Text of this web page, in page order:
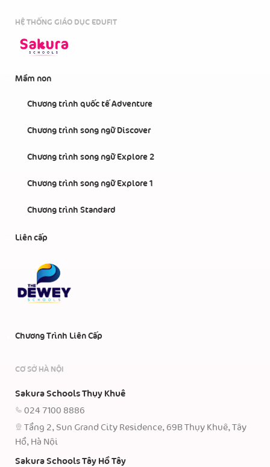
HỆ THỐNG GIÁO DỤC EDUFIT
Mầm non
Chương trình quốc tế Adventure
Chương trình song ngữ Discover
Chương trình song ngữ Explore 2
Chương trình song ngữ Explore 1
Chương trình Standard
Liên cấp
Chương Trình Liên Cấp
CƠ SỞ HÀ NỘI
Sakura Schools Thụy Khuê
024 7100 8886
Tầng 2, Sun Grand City Residence, 69B Thụy Khuê, Tây
Hồ, Hà Nội
Sakura Schools Tây Hồ Tây